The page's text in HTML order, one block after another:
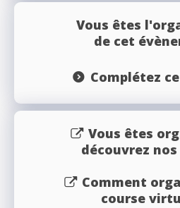
Vous êtes
de cet
Complétez
Vous êtes
découvrez
Comment
course